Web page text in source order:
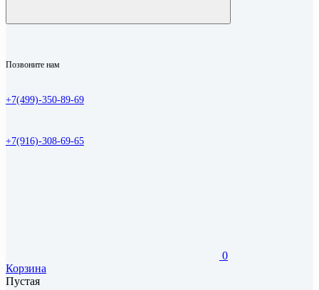
Позвоните нам
+7(499)-350-89-69
+7(916)-308-69-65
0
Корзина
Пустая